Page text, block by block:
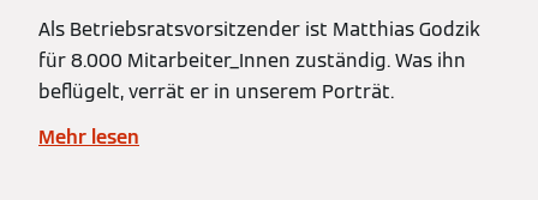
Als Betriebsratsvorsitzender ist Matthias Godzik
für 8.000 Mitarbeiter_Innen zuständig. Was ihn
beflügelt, verrät er in unserem Porträt.
Mehr lesen